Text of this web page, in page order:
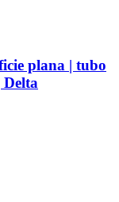
plana | tubo